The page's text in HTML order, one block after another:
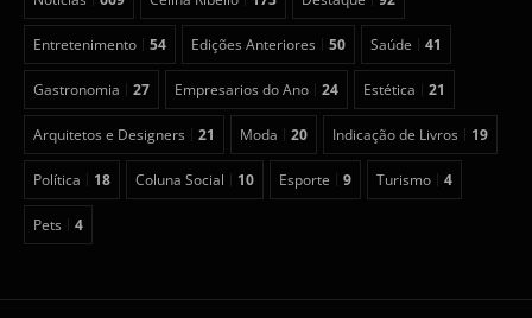
Entretenimento 54 Edições Anteriores 50 Saúde 41
Gastronomia 27 Empresarios do Ano 24 Estética 21
Arquitetos e Designers 21 Moda 20 Indicação de Livros 19
Política 18 Coluna Social 10 Esporte 9 Turismo 4
Pets 4